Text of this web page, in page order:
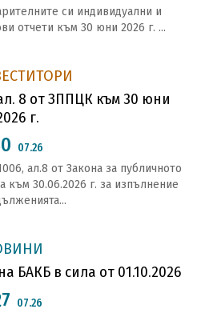
си индивидуални и
отчети към 30 юни 2026 г. ...
8 от ЗППЦК към 30 юни
г.
07.26
ал.8 от Закона за публичното
към 30.06.2026 г. за изпълнение
БАКБ в сила от 01.10.2026
07.26